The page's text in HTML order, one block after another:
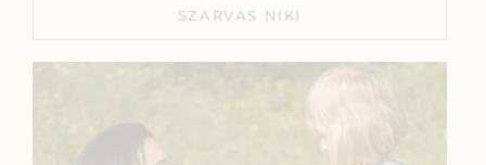
SZARVAS NIKI